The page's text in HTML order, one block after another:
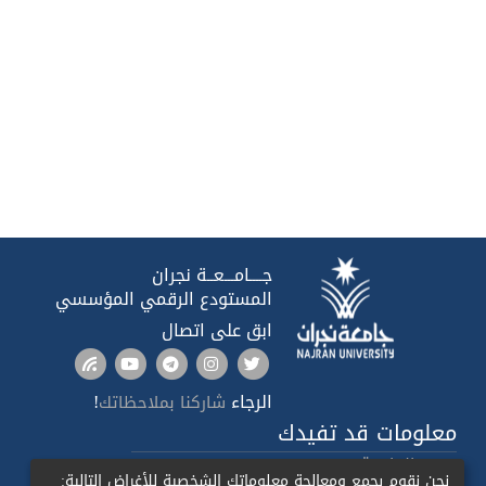
جــــامـــعــة نجران
المستودع الرقمي المؤسسي
ابق على اتصال
الرجاء شاركنا بملاحظاتك!
معلومات قد تفيدك
صدى الجامعة